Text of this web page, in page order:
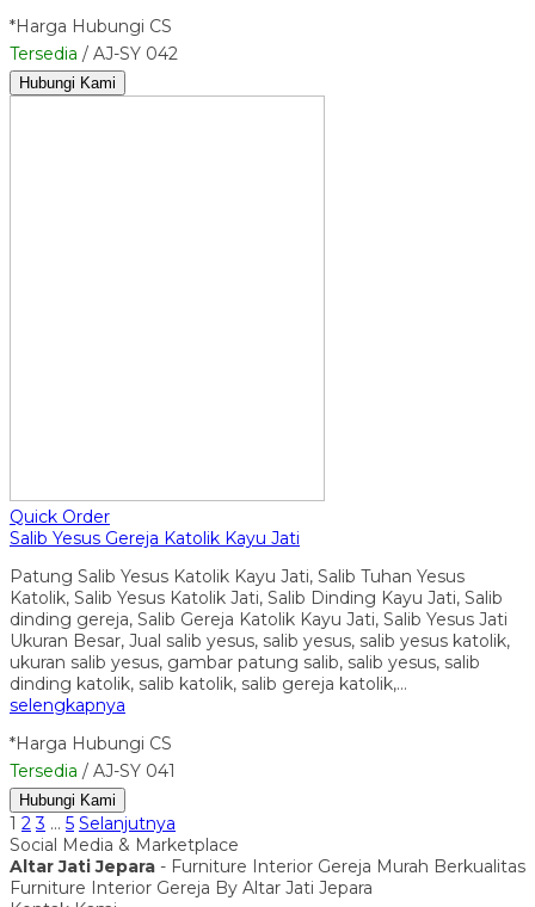
*Harga Hubungi CS
Tersedia / AJ-SY 042
Hubungi Kami
Quick Order
Salib Yesus Gereja Katolik Kayu Jati
Patung Salib Yesus Katolik Kayu Jati, Salib Tuhan Yesus
Katolik, Salib Yesus Katolik Jati, Salib Dinding Kayu Jati, Salib
dinding gereja, Salib Gereja Katolik Kayu Jati, Salib Yesus Jati
Ukuran Besar, Jual salib yesus, salib yesus, salib yesus katolik,
ukuran salib yesus, gambar patung salib, salib yesus, salib
dinding katolik, salib katolik, salib gereja katolik,…
selengkapnya
*Harga Hubungi CS
Tersedia / AJ-SY 041
Hubungi Kami
1 2 3 … 5 Selanjutnya
Social Media & Marketplace
Altar Jati Jepara - Furniture Interior Gereja Murah Berkualitas
Furniture Interior Gereja By Altar Jati Jepara